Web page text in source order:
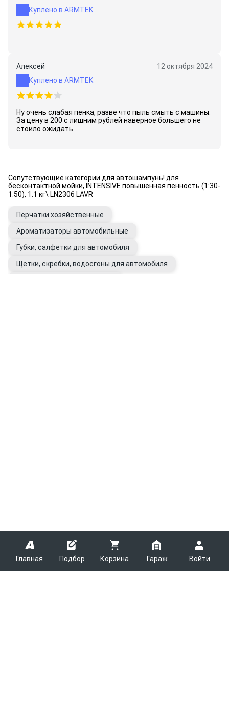
Главная Подбор Корзина Гараж Войти
Куплено в ARMTEK
Алексей
12 октября 2024
Куплено в ARMTEK
Ну очень слабая пенка, разве что пыль смыть с машины.
За цену в 200 с лишним рублей наверное большего не
стоило ожидать
Сопутствующие категории для автошампунь! для
бесконтактной мойки, INTENSIVE повышенная пенность (1:30-
1:50), 1.1 кг\ LN2306 LAVR
Перчатки хозяйственные
Ароматизаторы автомобильные
Губки, салфетки для автомобиля
Щетки, скребки, водосгоны для автомобиля